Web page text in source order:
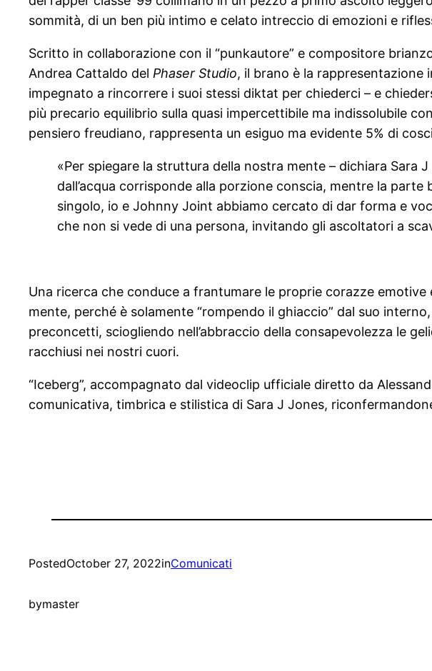
sommità, di un ben più intimo e celato intreccio di emozioni e
Scritto in collaborazione con il “punkautore” e compositore
Andrea Cattaldo del Phaser Studio, il brano è la rappresentazione
impegnato a rincorrere i suoi stessi diktat per chiederci – e
più precario equilibrio sulla quasi impercettibile ma indissolubile
pensiero freudiano, rappresenta un esiguo ma evidente 5% di
«Per spiegare la struttura della nostra mente – dichiara Sara
dall’acqua corrisponde alla porzione conscia, mentre la parte
singolo, io e Johnny Joint abbiamo cercato di dar forma e
che non si vede di una persona, invitando gli ascoltatori a
Una ricerca che conduce a frantumare le proprie corazze
mente, perché è solamente “rompendo il ghiaccio” dal suo
preconcetti, sciogliendo nell’abbraccio della consapevolezza le
racchiusi nei nostri cuori.
“Iceberg”, accompagnato dal videoclip ufficiale diretto da
comunicativa, timbrica e stilistica di Sara J Jones,
PostedOctober 27, 2022inComunicati
bymaster